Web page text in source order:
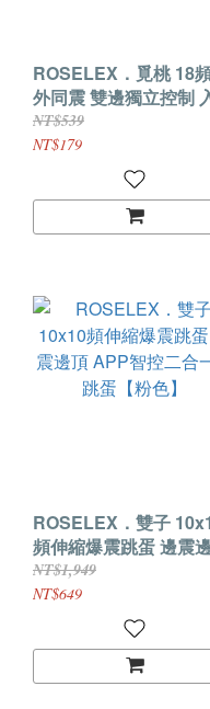
ROSELEX．覓桃 18
外同震 雙邊獨立控制
雙跳蛋【USB直插款-粉
色】
NT$539
NT$179
ROSELEX．雙子
頻伸縮爆震跳蛋 邊震
APP智控二合一雙跳蛋
【粉色】
NT$1,949
NT$649